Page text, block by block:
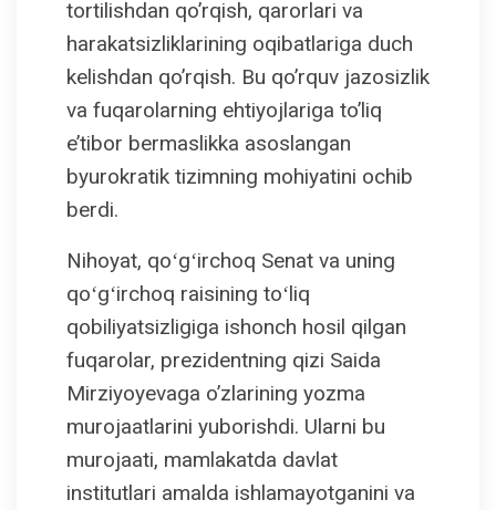
tortilishdan qo’rqish, qarorlari va
harakatsizliklarining oqibatlariga duch
kelishdan qo’rqish. Bu qo’rquv jazosizlik
va fuqarolarning ehtiyojlariga to’liq
e’tibor bermaslikka asoslangan
byurokratik tizimning mohiyatini ochib
berdi.
Nihoyat, qoʻgʻirchoq Senat va uning
qoʻgʻirchoq raisining toʻliq
qobiliyatsizligiga ishonch hosil qilgan
fuqarolar, prezidentning qizi Saida
Mirziyoyevaga o’zlarining yozma
murojaatlarini yuborishdi. Ularni bu
murojaati, mamlakatda davlat
institutlari amalda ishlamayotganini va